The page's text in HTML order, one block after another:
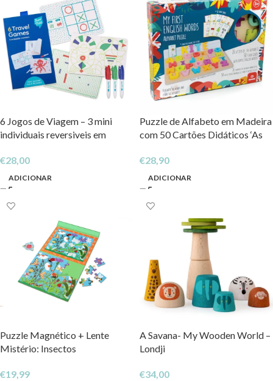
6 Jogos de Viagem – 3 mini
individuais reversiveis em
Apagáveis incluidos
€28,00
ADICIONAR
Puzzle de Alfabeto em Madeira
com 50 Cartões Didáticos ‘As
Inglês’
€28,90
ADICIONAR
Puzzle Magnético + Lente
Mistério: Insectos
€19,99
A Savana- My Wooden World –
Londji
€34,00